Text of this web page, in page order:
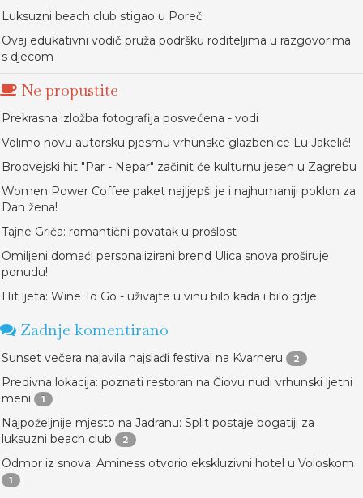
Luksuzni beach club stigao u Poreč
Ovaj edukativni vodič pruža podršku roditeljima u razgovorima
s djecom
Ne propustite
Prekrasna izložba fotografija posvećena - vodi
Volimo novu autorsku pjesmu vrhunske glazbenice Lu Jakelić!
Brodvejski hit "Par - Nepar" začinit će kulturnu jesen u Zagrebu
Women Power Coffee paket najljepši je i najhumaniji poklon za
Dan žena!
Tajne Griča: romantični povatak u prošlost
Omiljeni domaći personalizirani brend Ulica snova proširuje
ponudu!
Hit ljeta: Wine To Go - uživajte u vinu bilo kada i bilo gdje
Zadnje komentirano
Sunset večera najavila najslađi festival na Kvarneru 2
Predivna lokacija: poznati restoran na Čiovu nudi vrhunski ljetni
meni
1
Najpoželjnije mjesto na Jadranu: Split postaje bogatiji za
luksuzni beach club
2
Odmor iz snova: Aminess otvorio ekskluzivni hotel u Voloskom
1